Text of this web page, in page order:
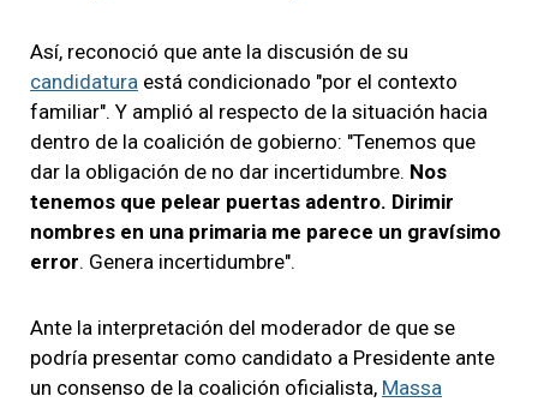
Así, reconoció que ante la discusión de su
candidatura está condicionado "por el contexto
familiar". Y amplió al respecto de la situación hacia
dentro de la coalición de gobierno: "Tenemos que
dar la obligación de no dar incertidumbre. Nos
tenemos que pelear puertas adentro. Dirimir
nombres en una primaria me parece un gravísimo
error. Genera incertidumbre".
Ante la interpretación del moderador de que se
podría presentar como candidato a Presidente ante
un consenso de la coalición oficialista, Massa